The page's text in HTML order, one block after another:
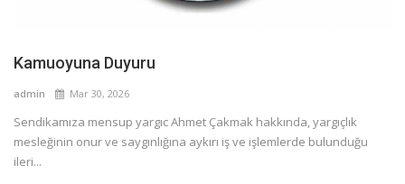
Kamuoyuna Duyuru
admin Mar 30, 2026
Sendikamıza mensup yargıc Ahmet Çakmak hakkında, yargıçlık
mesleğinin onur ve saygınlığına aykırı iş ve işlemlerde bulunduğu
ileri...